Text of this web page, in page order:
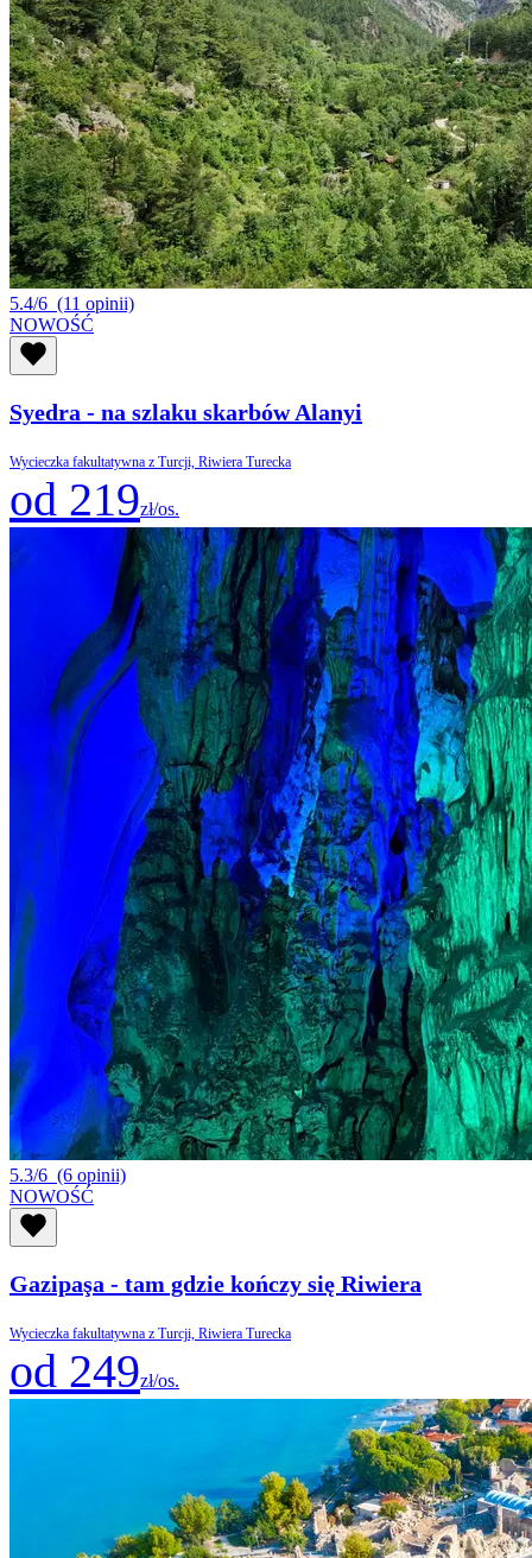
5.4/6 (11 opinii)
NOWOŚĆ
Syedra - na szlaku skarbów Alanyi
Wycieczka fakultatywna z Turcji, Riwiera Turecka
od 219zł/os.
5.3/6 (6 opinii)
NOWOŚĆ
Gazipaşa - tam gdzie kończy się Riwiera
Wycieczka fakultatywna z Turcji, Riwiera Turecka
od 249zł/os.